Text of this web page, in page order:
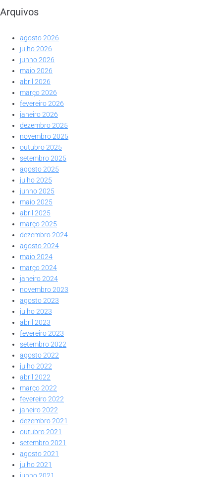
Arquivos
agosto 2026
julho 2026
junho 2026
maio 2026
abril 2026
março 2026
fevereiro 2026
janeiro 2026
dezembro 2025
novembro 2025
outubro 2025
setembro 2025
agosto 2025
julho 2025
junho 2025
maio 2025
abril 2025
março 2025
dezembro 2024
agosto 2024
maio 2024
março 2024
janeiro 2024
novembro 2023
agosto 2023
julho 2023
abril 2023
fevereiro 2023
setembro 2022
agosto 2022
julho 2022
abril 2022
março 2022
fevereiro 2022
janeiro 2022
dezembro 2021
outubro 2021
setembro 2021
agosto 2021
julho 2021